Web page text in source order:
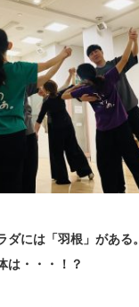
ダには「羽根」がある。
は・・・！？